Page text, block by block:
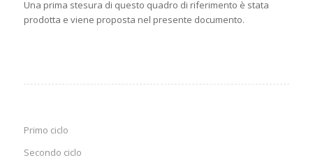
Una prima stesura di questo quadro di riferimento è stata
prodotta e viene proposta nel presente documento.
Primo ciclo
Secondo ciclo